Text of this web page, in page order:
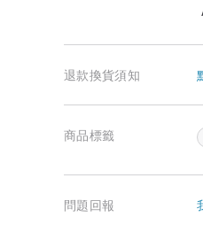
退款換貨須知
商品標籤
問題回報